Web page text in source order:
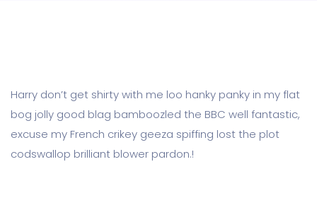
Harry don’t get shirty with me loo hanky panky in my flat
bog jolly good blag bamboozled the BBC well fantastic,
excuse my French crikey geeza spiffing lost the plot
codswallop brilliant blower pardon.!